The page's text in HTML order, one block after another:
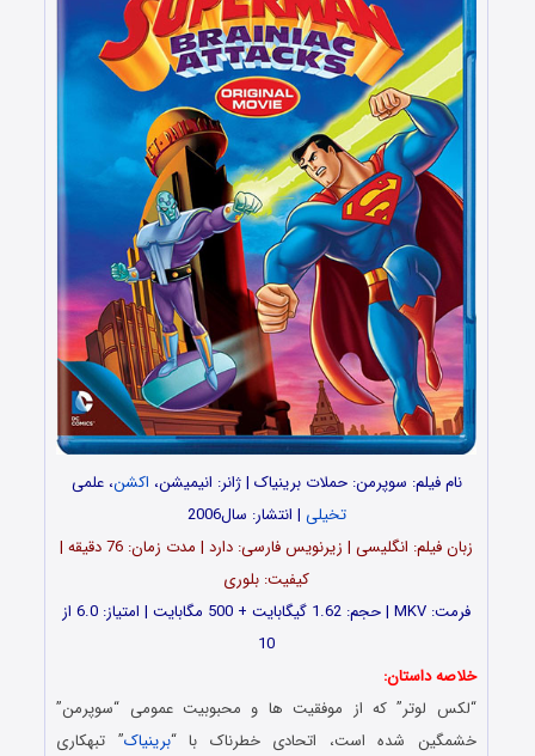
نام فیلم: سوپرمن: حملات برینیاک | ژانر: انیمیشن، اکشن، علمی
تخیلی | انتشار: سال2006
زبان فیلم: انگلیسی | زیرنویس فارسی: دارد | مدت زمان: 76 دقیقه |
کیفیت: بلوری
فرمت: MKV | حجم: 1.62 گیگابایت + 500 مگابایت | امتیاز: 6.0 از
10
خلاصه داستان:
“لکس لوتر” که از موفقیت ها و محبوبیت عمومی “سوپرمن”
خشمگین شده است، اتحادی خطرناک با “برینیاک” تبهکاری